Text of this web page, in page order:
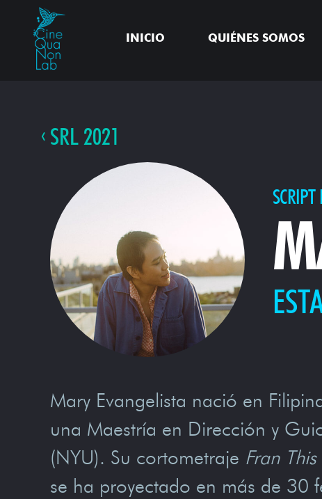
INICIO QUIÉNES SOMOS
SRL 2021
Mary Evangelista nació en
una Maestría en Dirección y
(NYU). Su cortometraje Fran
se ha proyectado en más de 30